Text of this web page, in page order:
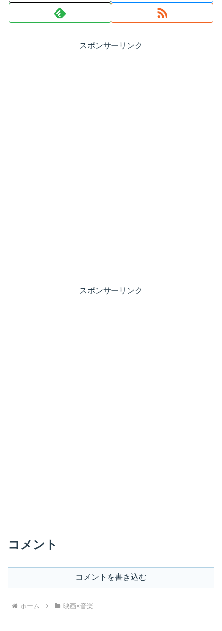
スポンサーリンク
スポンサーリンク
コメント
コメントを書き込む
ホーム 映画×音楽